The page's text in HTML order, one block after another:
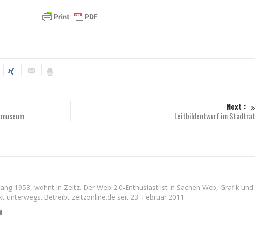
Next :
Leitbildentwurf im Stadtrat
1953, wohnt in Zeitz. Der Web 2.0-Enthusiast ist in Sachen Web, Grafik und
unterwegs. Betreibt zeitzonline.de seit 23. Februar 2011.